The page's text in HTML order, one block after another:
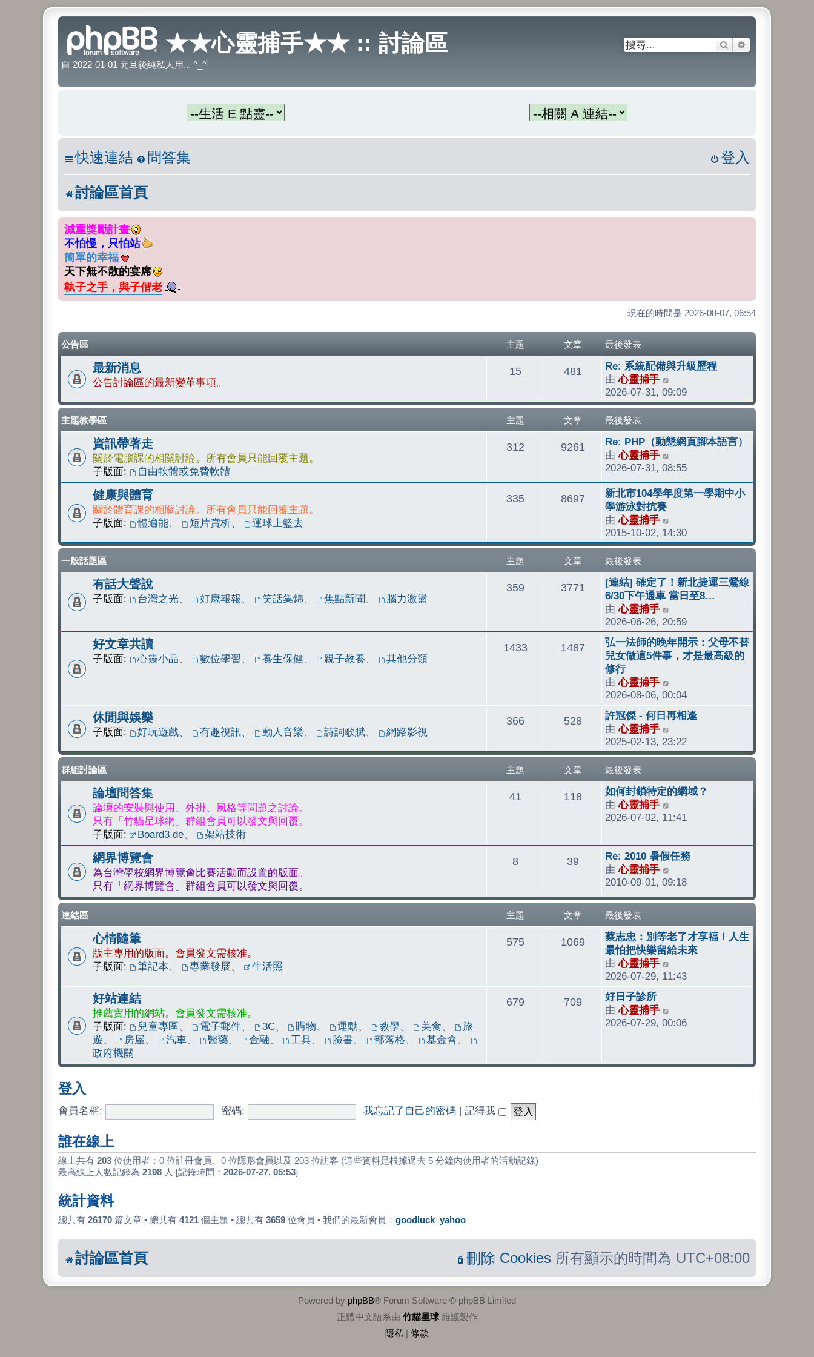
★★心靈捕手★★ :: 討論區
自 2022-01-01 元旦後純私人用... ^_^
搜尋
快速連結 問答集 登入
討論區首頁
減重獎勵計畫
不怕慢，只怕站
簡單的幸福
天下無不散的宴席
執子之手，與子偕老
現在的時間是 2026-08-07, 06:54
公告區 主題 文章 最後發表
最新消息
公告討論區的最新變革事項。
15主
481
最
後
發
表
Re: 系統配備與升級歷程
由心靈捕手
視
最
發
表
2026-07-31, 09:09
主題教學區 主題 文章 最後發表
資訊帶著走
關於電腦課的相關討論。所有會員只能回覆主題。
子版面:
自由軟體或免費軟體
312 9261
最
後
發
表
Re: PHP（動態網頁腳本語言）
由心靈捕手
視
最
後
2026-07-31, 08:55
健康與體育
關於體育課的相關討論。所有會員只能回覆主題。
子版面:
體適能、 短片賞析、 運球上籃去
335主
8697
最
後
發
表
新北市104學年度第一學期中小
學游泳對抗賽
由心靈捕手
視
最
發
表
2015-10-02, 14:30
一般話題區 主題 文章 最後發表
有話大聲說
子版面: 台灣之光、 好康報報 笑話集錦、 焦點新聞 腦力激盪
359 3771
最
後
發
表
[連結] 確定了！新北捷運三鶯線
6/30下午通車 當日至8…
由心靈捕手
視
最
後
發
2026-06-26, 20:59
好文章共讀
子版面: 心靈小品 數位學習 養生保健 親子教養 其他分類
1433主
1487
最
後
發
表
弘一法師的晚年開示：父母不替
兒女做這5件事，才是最高級的
修行
由心靈捕手
視
最
後
發
表
2026-08-06, 00:04
休閒與娛樂
子版面: 好玩遊戲、 有趣視訊、 動人音樂 詩詞歌賦 網路影視
366主
528文
最
後
發
表
許冠傑 - 何日再相逢
由心靈捕手
視
最
發
表
2025-02-13, 23:22
群組討論區 主題 文章 最後發表
論壇問答集
論壇的安裝與使用、外掛、風格等問題之討論。
只有「竹貓星球網」群組會員可以發文與回覆。
子版面:
Board3.de、 架站技術
41 118文
最
後
發
如何封鎖特定的網域？
由心靈捕手
視
後
發
2026-07-02, 11:41
網界博覽會
為台灣學校網界博覽會比賽活動而設置的版面。
只有「網界博覽會」群組會員可以發文與回覆。
8主
39
最
後
發
表
Re: 2010 暑假任務
由心靈捕手
視
最
表
2010-09-01, 09:18
連結區 主題 文章 最後發表
心情隨筆
版主專用的版面。會員發文需核准。
子版面:
筆記本 專業發展 生活照
575主
1069
最
後
發
表
蔡志忠：別等老了才享福！人生
最怕把快樂留給未來
由心靈捕手
視
最
發
表
2026-07-29, 11:43
好站連結
推薦實用的網站。會員發文需核准。
子版面:
兒童專區 電子郵件、 3C、 購物 運動 教學 美食
旅
遊
房屋 汽車、 醫藥、 金融 工具 臉書 部落格 基金會
政府機關
679 709
最
後
發
好日子診所
由心靈捕手
視
發
2026-07-29, 00:06
登入
會員名稱: 密碼: 我忘記了自己的密碼 記得我
誰在線上
線上共有 203 位使用者：0 位註冊會員、0 位隱形會員以及 203 位訪客 (這些資料是根據過去 5 分鐘內使用者的活動記錄)
最高線上人數記錄為 2198 人 [記錄時間： 2026-07-27, 05:53]
統計資料
總共有 26170 篇文章 • 總共有 4121 個主題 • 總共有 3659 位會員 • 我們的最新會員： goodluck_yahoo
討論區首頁 所有顯示的時間為 UTC+08:00
刪除 Cookies
Powered by phpBB® Forum Software © phpBB Limited
正體中文語系由 竹貓星球維護製作
隱私 | 條款